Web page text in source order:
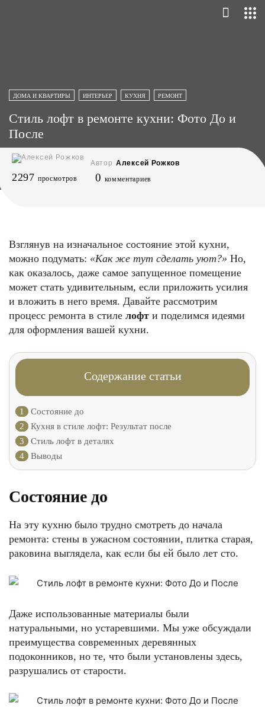
ДОМА И КВАРТИРЫ ИНТЕРЬЕР КУХНЯ РЕМОНТ
Стиль лофт в ремонте кухни: Фото До и
После
Автор Алексей Рожков
2297 просмотров 0 комментариев
Взглянув на изначальное состояние этой кухни,
можно подумать: «Как же тут сделать уют?» Но,
как оказалось, даже самое запущенное помещение
может стать удивительным, если приложить усилия
и вложить в него время. Давайте рассмотрим
процесс ремонта в стиле лофт и поделимся идеями
для оформления вашей кухни.
Содержание статьи
1
Состояние до
2
Кухня в стиле лофт: Результат после
3
Стиль лофт в деталях
4
Выводы
Состояние до
На эту кухню было трудно смотреть до начала
ремонта: стены в ужасном состоянии, плитка старая,
раковина выглядела, как если бы ей было лет сто.
Даже использованные материалы были
натуральными, но устаревшими. Мы уже обсуждали
преимущества современных деревянных
подоконников, но те, что были установлены здесь,
разрушались от старости.